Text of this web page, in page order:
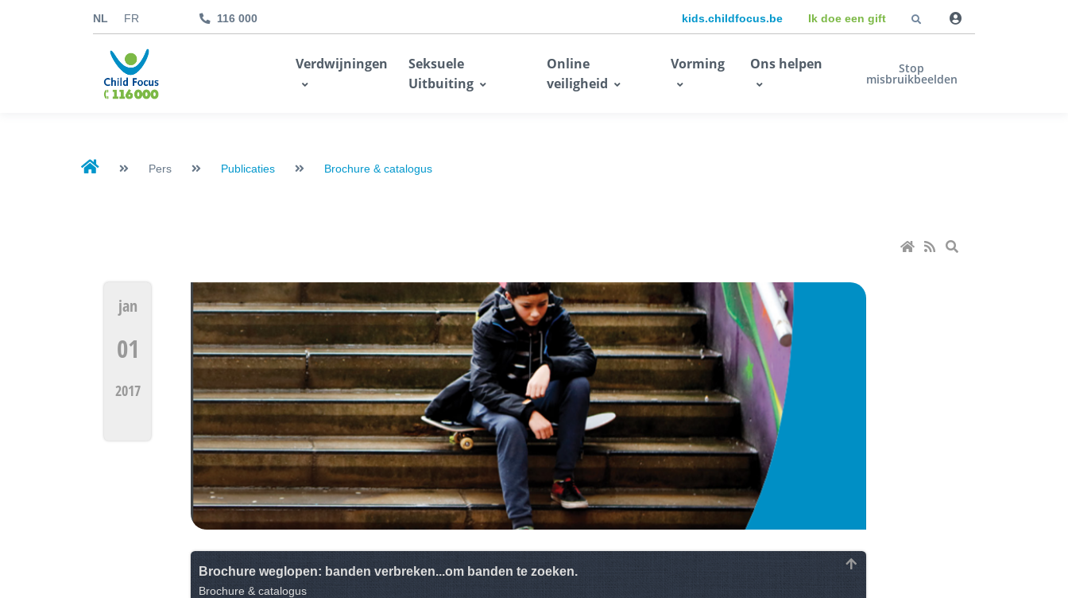
NL FR 116 000 kids.childfocus.be Ik doe een gift
Verdwijningen
Seksuele
Uitbuiting
Online
veiligheid
Vorming Ons helpen Stop
misbruikbeelden
Pers Publicaties Brochure & catalogus
Brochure weglopen: banden verbreken...om banden te zoeken.
Brochure & catalogus
jan
01
2017